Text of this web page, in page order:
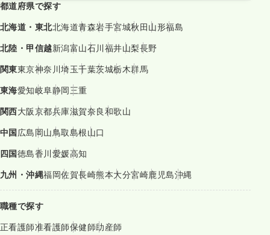
都道府県で探す
北海道・東北北海道青森岩手宮城秋田山形福島
北陸・甲信越新潟富山石川福井山梨長野
関東東京神奈川埼玉千葉茨城栃木群馬
東海愛知岐阜静岡三重
関西大阪京都兵庫滋賀奈良和歌山
中国広島岡山鳥取島根山口
四国徳島香川愛媛高知
九州・沖縄福岡佐賀長崎熊本大分宮崎鹿児島沖縄
職種で探す
正看護師准看護師保健師助産師